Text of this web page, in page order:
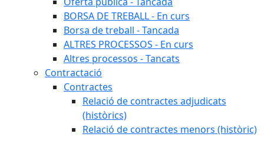
BORSA DE TREBALL - En curs
Borsa de treball - Tancada
ALTRES PROCESSOS - En curs
Altres processos - Tancats
Contractació
Contractes
Relació de contractes adjudicats
(històrics)
Relació de contractes menors (històric)